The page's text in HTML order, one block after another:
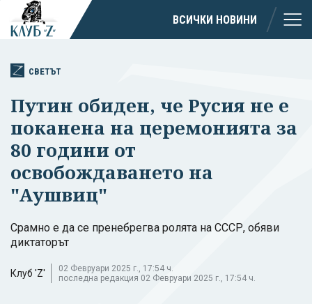
ВСИЧКИ НОВИНИ
СВЕТЪТ
Путин обиден, че Русия не е
поканена на церемонията за
80 години от
освобождаването на
"Аушвиц"
Срамно е да се пренебрегва ролята на СССР, обяви
диктаторът
Клуб 'Z'
02 Февруари 2025 г., 17:54 ч.
последна редакция 02 Февруари 2025 г., 17:54 ч.